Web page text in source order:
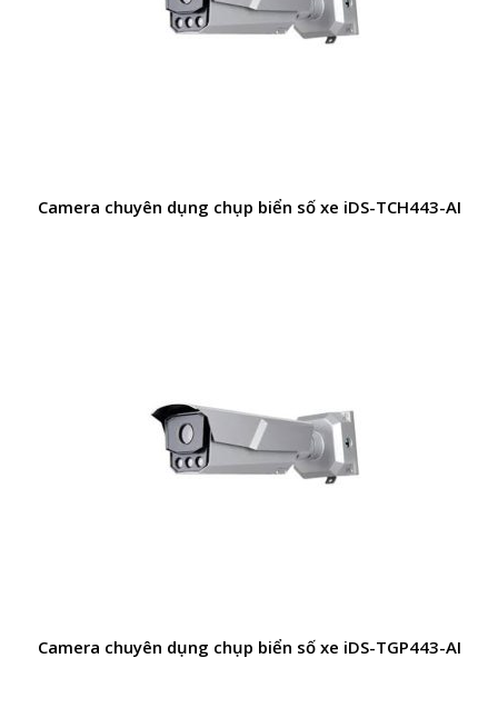
Camera chuyên dụng chụp biển số xe iDS-TCH443-AI
Camera chuyên dụng chụp biển số xe iDS-TGP443-AI